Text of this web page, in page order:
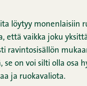
löytyy monenlaisiin
että vaikka joku
ravintosisällön
se on voi silti olla osa
ja ruokavaliota.